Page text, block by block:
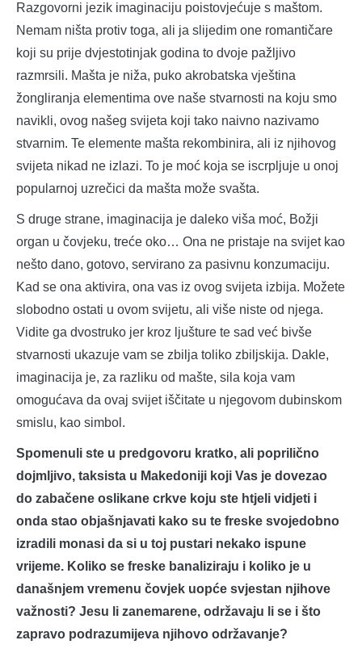
Razgovorni jezik imaginaciju poistovjećuje s maštom.
Nemam ništa protiv toga, ali ja slijedim one romantičare
koji su prije dvjestotinjak godina to dvoje pažljivo
razmrsili. Mašta je niža, puko akrobatska vještina
žongliranja elementima ove naše stvarnosti na koju smo
navikli, ovog našeg svijeta koji tako naivno nazivamo
stvarnim. Te elemente mašta rekombinira, ali iz njihovog
svijeta nikad ne izlazi. To je moć koja se iscrpljuje u onoj
popularnoj uzrečici da mašta može svašta.
S druge strane, imaginacija je daleko viša moć, Božji
organ u čovjeku, treće oko… Ona ne pristaje na svijet kao
nešto dano, gotovo, servirano za pasivnu konzumaciju.
Kad se ona aktivira, ona vas iz ovog svijeta izbija. Možete
slobodno ostati u ovom svijetu, ali više niste od njega.
Vidite ga dvostruko jer kroz ljušture te sad već bivše
stvarnosti ukazuje vam se zbilja toliko zbiljskija. Dakle,
imaginacija je, za razliku od mašte, sila koja vam
omogućava da ovaj svijet iščitate u njegovom dubinskom
smislu, kao simbol.
Spomenuli ste u predgovoru kratko, ali poprilično
dojmljivo, taksista u Makedoniji koji Vas je dovezao
do zabačene oslikane crkve koju ste htjeli vidjeti i
onda stao objašnjavati kako su te freske svojedobno
izradili monasi da si u toj pustari nekako ispune
vrijeme. Koliko se freske banaliziraju i koliko je u
današnjem vremenu čovjek uopće svjestan njihove
važnosti? Jesu li zanemarene, održavaju li se i što
zapravo podrazumijeva njihovo održavanje?